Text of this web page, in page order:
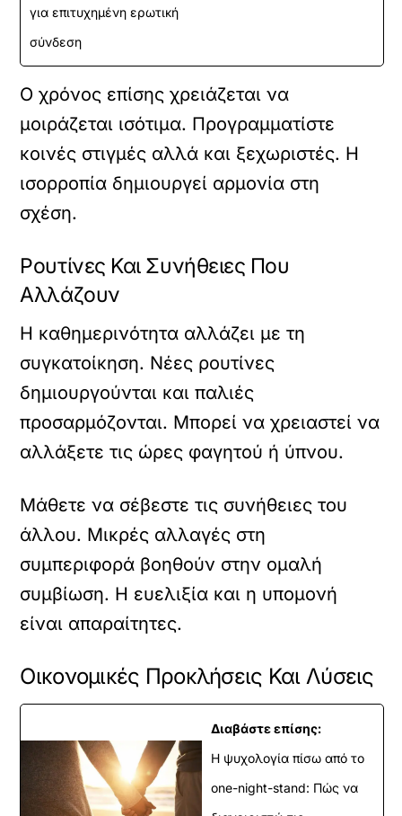
για επιτυχημένη ερωτική
σύνδεση
Ο χρόνος επίσης χρειάζεται να
μοιράζεται ισότιμα. Προγραμματίστε
κοινές στιγμές αλλά και ξεχωριστές. Η
ισορροπία δημιουργεί αρμονία στη
σχέση.
Ρουτίνες Και Συνήθειες Που
Αλλάζουν
Η καθημερινότητα αλλάζει με τη
συγκατοίκηση. Νέες ρουτίνες
δημιουργούνται και παλιές
προσαρμόζονται. Μπορεί να χρειαστεί να
αλλάξετε τις ώρες φαγητού ή ύπνου.
Μάθετε να σέβεστε τις συνήθειες του
άλλου. Μικρές αλλαγές στη
συμπεριφορά βοηθούν στην ομαλή
συμβίωση. Η ευελιξία και η υπομονή
είναι απαραίτητες.
Οικονομικές Προκλήσεις Και Λύσεις
Διαβάστε επίσης:
Η ψυχολογία πίσω από το
one-night-stand: Πώς να